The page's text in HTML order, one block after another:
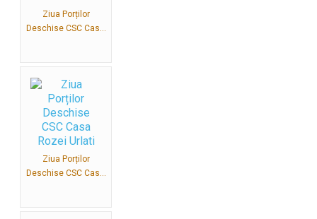
Ziua Porților
Deschise CSC Cas...
Ziua Porților
Deschise CSC Cas...